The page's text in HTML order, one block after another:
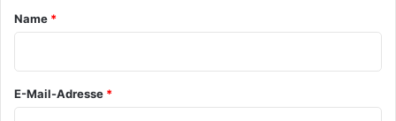
a
*
Name *
E-Mail-Adresse *